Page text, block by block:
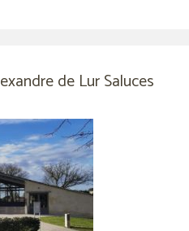
de Lur Saluces